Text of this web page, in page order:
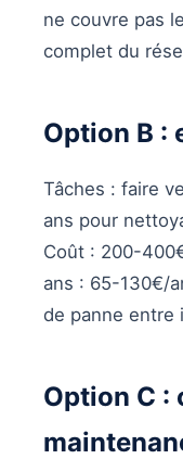
ne couvre pas
complet du
Option B :
Tâches : faire
ans pour
Coût : 200-
ans : 65-130€/
de panne entre
Option C :